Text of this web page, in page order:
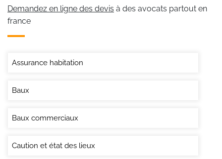
Demandez en ligne des devis à des avocats partout en
france
Assurance habitation
Baux
Baux commerciaux
Caution et état des lieux